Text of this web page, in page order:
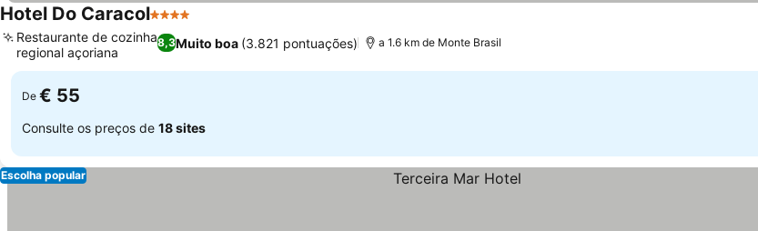
Hotel Do Caracol4 Estrelas
8,3Muito boa (3.821 pontuações)
Restaurante de cozinha
regional açoriana
a 1.6 km de Monte Brasil
De € 55
Consulte os preços de 18 sites
Escolha popular